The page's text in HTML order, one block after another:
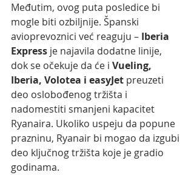
Međutim, ovog puta posledice bi
mogle biti ozbiljnije. Španski
avioprevoznici već reaguju – Iberia
Express je najavila dodatne linije,
dok se očekuje da će i Vueling,
Iberia, Volotea i easyJet preuzeti
deo oslobođenog tržišta i
nadomestiti smanjeni kapacitet
Ryanaira. Ukoliko uspeju da popune
prazninu, Ryanair bi mogao da izgubi
deo ključnog tržišta koje je gradio
godinama.